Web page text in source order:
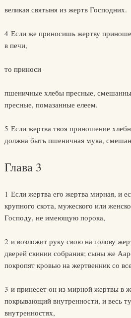
великая святыня из жертв Господних.
4 Если же приносишь жертву
в печи,
то приноси
пшеничные хлебы пресные,
пресные, помазанные елеем.
5 Если жертва твоя приношение
должна быть пшеничная мука,
Глава 3
1 Если жертва его жертва мирная, и
крупного скота, мужеского или
Господу, не имеющую порока,
2 и возложит руку свою на голову
дверей скинии собрания; сыны же
покропят кровью на жертвенник со
3 и принесет он из мирной жертвы в
покрывающий внутренности, и весь
внутренностях,